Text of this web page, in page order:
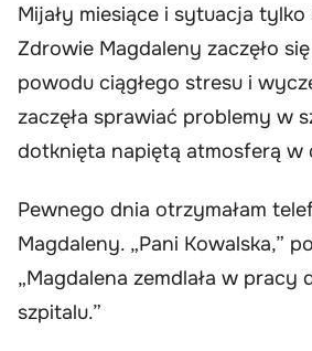
Mijały miesiące i sytuacja tylko
Zdrowie Magdaleny zaczęło
powodu ciągłego stresu i
zaczęła sprawiać problemy w
dotknięta napiętą atmosferą w
Pewnego dnia otrzymałam
Magdaleny. „Pani Kowalska,”
„Magdalena zemdlała w pracy
szpitalu.”